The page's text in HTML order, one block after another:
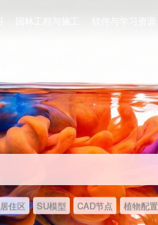
园林工程与施工 软件与学习资源
居住区 SU模型 CAD节点 植物配置